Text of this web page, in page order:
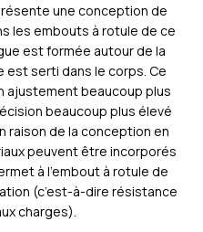
une conception de
les embouts à rotule de ce
est formée autour de la
est serti dans le corps. Ce
ajustement beaucoup plus
beaucoup plus élevé
raison de la conception en
peuvent être incorporés
à l’embout à rotule de
(c’est-à-dire résistance
charges).